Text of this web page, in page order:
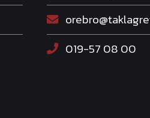
019-57 08 00